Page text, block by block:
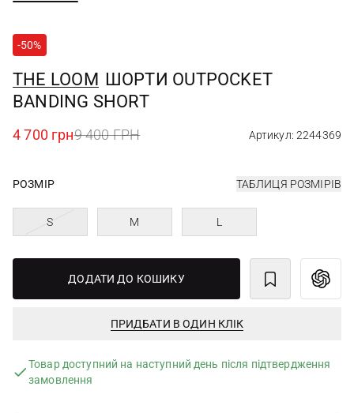
-50%
THE LOOM ШОРТИ OUTPOCKET
BANDING SHORT
4 700 грн9 400 ГРН Артикул: 2244369
РОЗМІР ТАБЛИЦЯ РОЗМІРІВ
S M L
ДОДАТИ ДО КОШИКУ
ПРИДБАТИ В ОДИН КЛІК
Товар доступний на наступний день після підтвердження
замовлення